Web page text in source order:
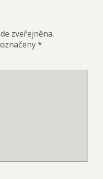
zveřejněna.
*